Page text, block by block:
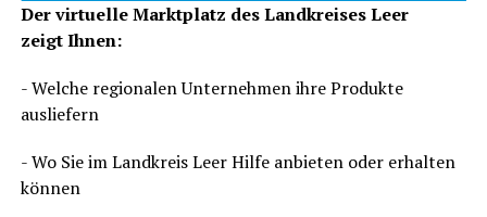
Der vir­tu­el­le Markt­platz des Land­krei­ses Leer
zeigt Ihnen:
- Wel­che regio­na­len Unter­neh­men ihre Pro­duk­te
ausliefern
- Wo Sie im Land­kreis Leer Hil­fe anbie­ten oder erhal­ten
können